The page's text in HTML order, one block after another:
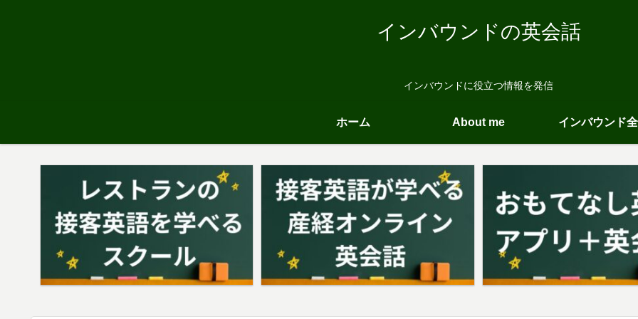
インバウンドの英会話
インバウンドに役立つ情報を発信
ホーム About me インバウンド